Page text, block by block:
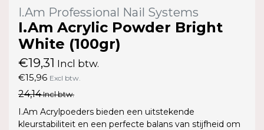
I.Am Professional Nail Systems
I.Am Acrylic Powder Bright
White (100gr)
€19,31 Incl btw.
€15,96 Excl btw.
24,14Incl btw.
I.Am Acrylpoeders bieden een uitstekende
kleurstabiliteit en een perfecte balans van stijfheid om